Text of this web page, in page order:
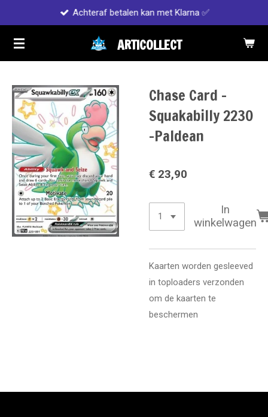
naar
de
ARTICOLLECT
Achteraf betalen kan met Klarna ✅
Chase Card -
Squakabilly 2230
-Paldean
€ 23,90
In
winkelwagen
Kaarten worden gesleeved
in toploaders verzonden
om de kaarten te
beschermen